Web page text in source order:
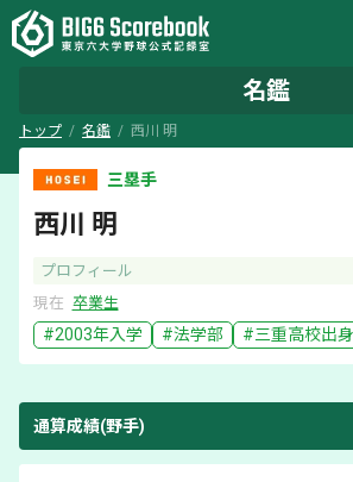
名鑑
トップ 名鑑 西川 明
三塁手
西川 明
プロフィール
現在 卒業生
#2003年入学 #法学部 #三重高校出身
通算成績(野手)